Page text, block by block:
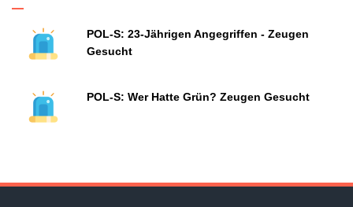
POL-S: 23-Jährigen Angegriffen - Zeugen
Gesucht
POL-S: Wer Hatte Grün? Zeugen Gesucht